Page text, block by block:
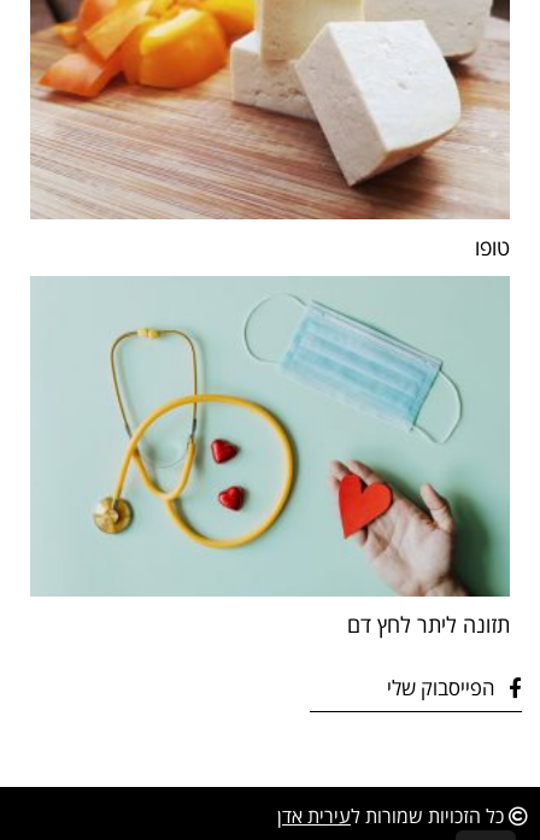
טופו
תזונה ליתר לחץ דם
הפייסבוק שלי
כל הזכויות שמורות לעירית אדן